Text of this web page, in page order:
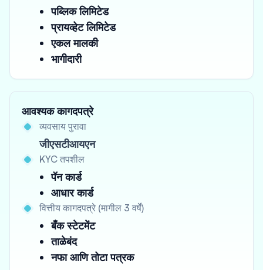
पब्लिक लिमिटेड
प्रायव्हेट लिमिटेड
एकल मालकी
भागीदारी
आवश्यक कागदपत्रे
व्यवसाय पुरावा
जीएसटीआयएन
KYC तपशील
पॅन कार्ड
आधार कार्ड
वित्तीय कागदपत्रे (मागील 3 वर्षे)
बँक स्टेटमेंट
ताळेबंद
नफा आणि तोटा पत्रक